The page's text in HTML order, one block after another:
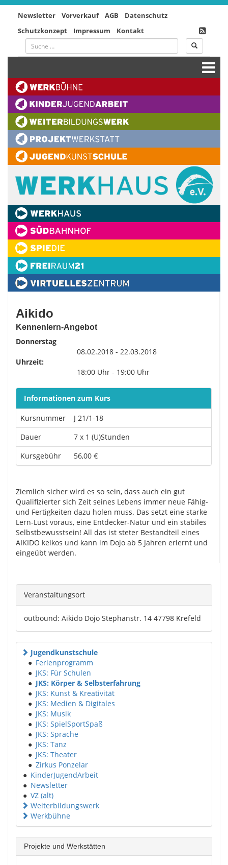
Newsletter Vorverkauf AGB
Datenschutz
Schutzkonzept
Impressum Kontakt
Aikido
Kennenlern-Angebot
Donnerstag
08.02.2018 - 22.03.2018
Uhrzeit:
18:00 Uhr - 19:00 Uhr
Informationen zum Kurs
Kursnummer
J 21/1-18
Dauer
7 x 1 (U)Stunden
Kursgebühr
56,00 €
Ziemlich sicher wird es so sein, dass auch ein gut
Qualifizierter sich Zeit seines Lebens immer neue Fähig-
und Fertigkeiten dazu holen muss. Das setzt eine starke
Lern-Lust voraus, eine Entdecker-Natur und ein stabiles
Selbstbewusstsein! All das ist steter Bestandteil eines
AIKIDO keikos und kann im Dojo ab 5 Jahren erlernt und
eingeübt werden.
Veranstaltungsort
outbound: Aikido Dojo Stephanstr. 14 47798 Krefeld
Jugendkunstschule
● Ferienprogramm
● JKS: Für Schulen
● JKS: Körper & Selbsterfahrung
● JKS: Kunst & Kreativität
● JKS: Medien & Digitales
● JKS: Musik
● JKS: SpielSportSpaß
● JKS: Sprache
● JKS: Tanz
● JKS: Theater
● Zirkus Ponzelar
● KinderJugendArbeit
● Newsletter
● VZ (alt)
Weiterbildungswerk
Werkbühne
Projekte und Werkstätten